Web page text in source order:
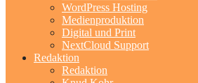
WordPress Hosting
Medienproduktion
Digital und Print
NextCloud Support
Redaktion
Redaktion